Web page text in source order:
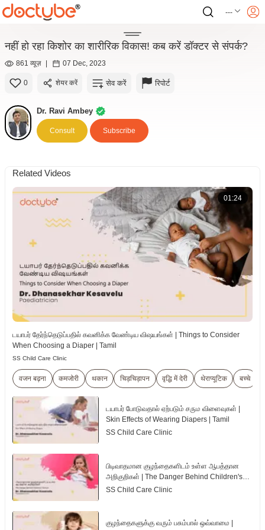
---
नहीं हो रहा किशोर का शारीरिक विकास! कब करें डॉक्टर से संपर्क?
861 व्यूज़ | 07 Dec, 2023
0 शेयर करें सेव करें रिपोर्ट
Dr. Ravi Ambey
Consult Subscribe
Related Videos
01:24
டயாபர் தேர்ந்தெடுப்பதில் கவனிக்க வேண்டிய விஷயங்கள் | Things to Consider
When Choosing a Diaper | Tamil
SS Child Care Clinic
वजन बढ़ना कमजोरी थकान चिड़चिड़ापन वृद्धि में देरी थेराप्यूटिक बच्चे
டயாபர் போடுவதால் ஏற்படும் சரும விளைவுகள் |
Skin Effects of Wearing Diapers | Tamil
SS Child Care Clinic
பிடிவாதமான குழந்தைகளிடம் உள்ள ஆபத்தான
அறிகுறிகள் | The Danger Behind Children's
Tantrum | Tamil
SS Child Care Clinic
குழந்தைகளுக்கு வரும் பசும்பால் ஒவ்வாமை |